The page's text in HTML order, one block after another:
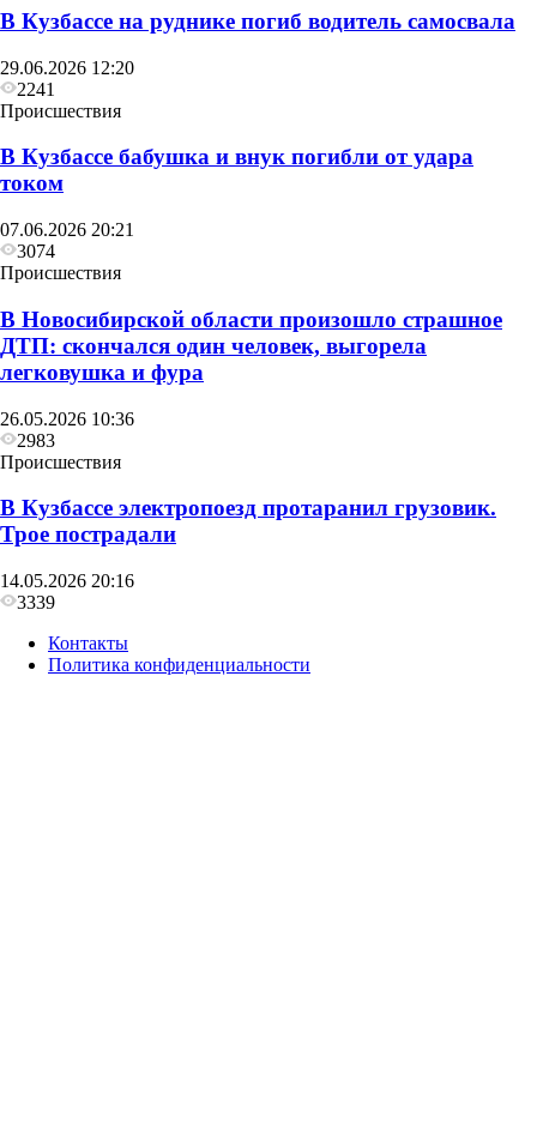
В Кузбассе на руднике погиб водитель самосвала
29.06.2026 12:20
2241
Происшествия
В Кузбассе бабушка и внук погибли от удара
током
07.06.2026 20:21
3074
Происшествия
В Новосибирской области произошло страшное
ДТП: скончался один человек, выгорела
легковушка и фура
26.05.2026 10:36
2983
Происшествия
В Кузбассе электропоезд протаранил грузовик.
Трое пострадали
14.05.2026 20:16
3339
Контакты
Политика конфиденциальности